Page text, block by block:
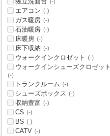
(-)
エアコン (-)
ガス暖房 (-)
石油暖房 (-)
床暖房 (-)
床下収納 (-)
ウォークインクロゼット (-)
ウォークインシューズクロゼット
(-)
トランクルーム (-)
シューズボックス (-)
収納豊富 (-)
CS (-)
BS (-)
CATV (-)